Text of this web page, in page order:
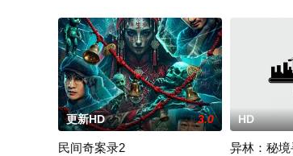
更新HD 3.0
民间奇案录2
HD
异林：秘境